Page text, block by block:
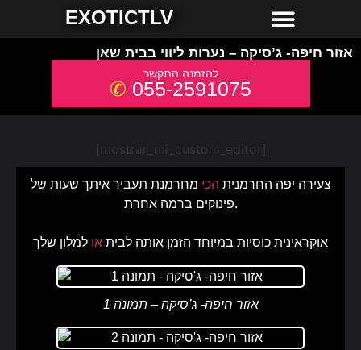
EXOTICTLV
אזור חיפה- ג’סיקה – נערות ליווי בבית שאן
055-2591075
[mostrar_mi_custom_editor]
צעירה יפה החרמנית הכי מחרמנת תעביר איתך שעות של
פינוקים ברמה אחרת.
אוקראינית כוסיות במיוחד הזמן אותה לבית או למלון שלך
אזור חיפה- ג’סיקה – תמונה 1